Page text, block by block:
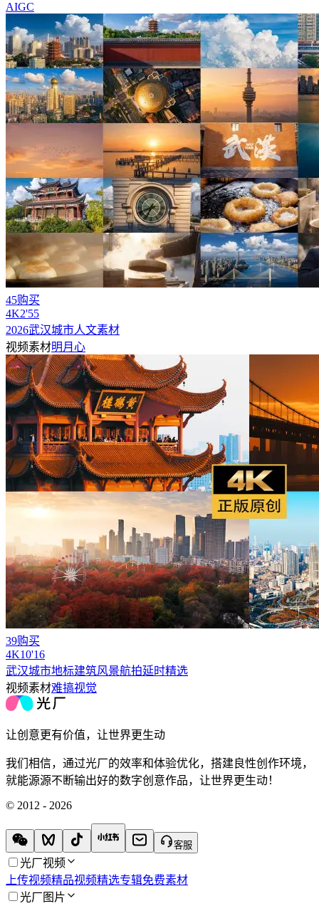
AIGC
45购买
4K2'55
2026武汉城市人文素材
视频素材明月心
39购买
4K10'16
武汉城市地标建筑风景航拍延时精选
视频素材难搞视觉
让创意更有价值，让世界更生动
我们相信，通过光厂的效率和体验优化，搭建良性创作环境，
就能源源不断输出好的数字创意作品，让世界更生动！
© 2012 - 2026
客服
光厂视频
上传视频精品视频精选专辑免费素材
光厂图片